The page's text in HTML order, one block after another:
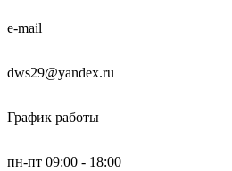
e-mail
dws29@yandex.ru
График работы
пн-пт 09:00 - 18:00